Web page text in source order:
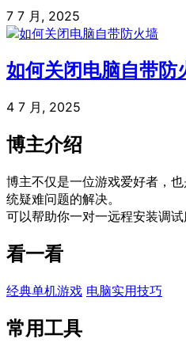
7 7 月, 2025
如何关闭电脑自带防
4 7 月, 2025
博主介绍
博主不仅是一位游戏爱好者，
统疑难问题的解决。
可以帮助你一对一远程安装调
看一看
经典单机游戏 电脑实用技巧
常用工具